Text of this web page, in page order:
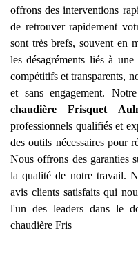
offrons des interventions
de retrouver rapidement
sont très brefs, souvent en
les désagréments liés à
compétitifs et transparents,
et sans engagement.
chaudière Frisquet
professionnels qualifiés et
des outils nécessaires pour
Nous offrons des garanties
la qualité de notre travail.
avis clients satisfaits qui
l'un des leaders dans le
chaudière Fris